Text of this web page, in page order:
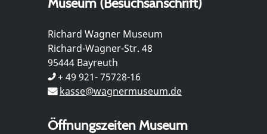
Richard Wagner Museum
Richard-Wagner-Str. 48
95444 Bayreuth
+ 49 921- 75728-16
kasse@wagnermuseum.de
Öffnungszeiten Museum